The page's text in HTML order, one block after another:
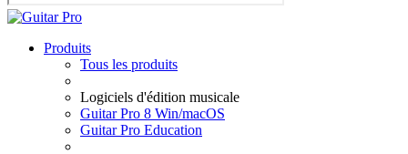
Produits
Tous les produits
Logiciels d'édition musicale
Guitar Pro 8 Win/macOS
Guitar Pro Education